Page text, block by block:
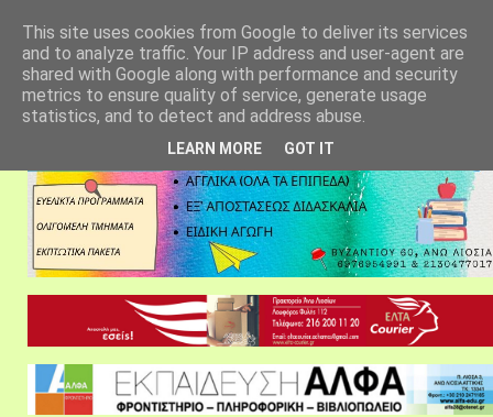
This site uses cookies from Google to deliver its services
and to analyze traffic. Your IP address and user-agent are
shared with Google along with performance and security
metrics to ensure quality of service, generate usage
statistics, and to detect and address abuse.
LEARN MORE GOT IT